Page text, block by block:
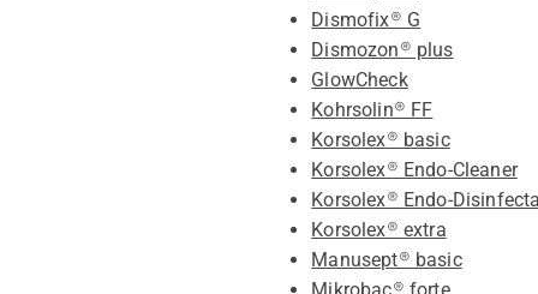
Dismofix® G
Dismozon® plus
GlowCheck
Kohrsolin® FF
Korsolex® basic
Korsolex® Endo-Cleaner
Korsolex® Endo-
Korsolex® extra
Manusept® basic